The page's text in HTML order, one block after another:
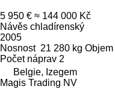
5 950 € ≈ 144 000 Kč
Návěs chladírenský
2005
Nosnost 21 280 kg Objem
Počet náprav 2
Belgie, Izegem
Magis Trading NV